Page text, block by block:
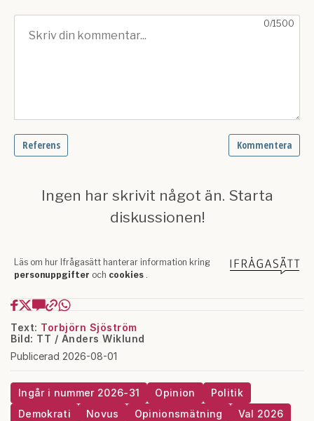
Text: Torbjörn Sjöström
Bild: TT / Anders Wiklund
Publicerad 2026-08-01
Ingår i nummer 2026-31 Opinion
Politik
Demokrati
Novus Opinionsmätning Val 2026